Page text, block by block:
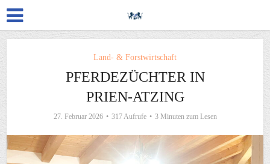
Land- & Forstwirtschaft
PFERDEZÜCHTER IN
PRIEN-ATZING
27. Februar 2026 317 Aufrufe 3 Minuten zum Lesen